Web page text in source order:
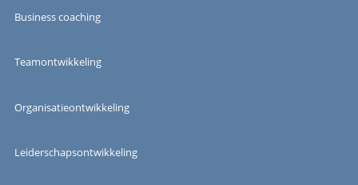
Business coaching
Teamontwikkeling
Organisatieontwikkeling
Leiderschapsontwikkeling